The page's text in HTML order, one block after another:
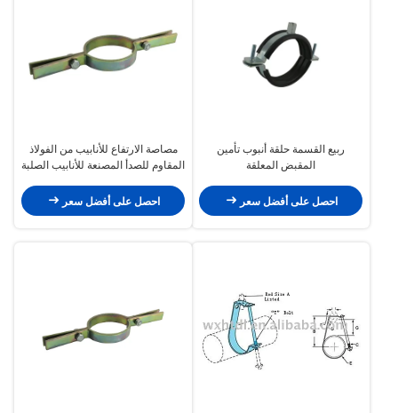
ربيع القسمة حلقة أنبوب تأمين
المقبض المعلقة
احصل على أفضل سعر
مصاصة الارتفاع للأنابيب من الفولاذ
المقاوم للصدأ المصنعة للأنابيب الصلبة
احصل على أفضل سعر